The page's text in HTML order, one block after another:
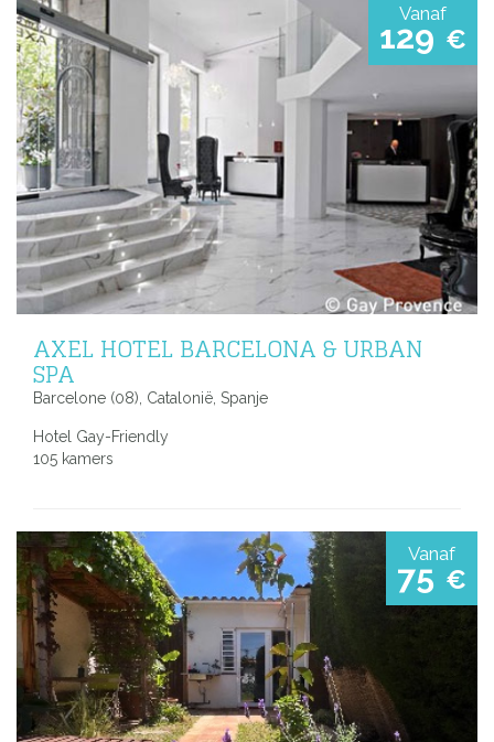
Vanaf
129 €
AXEL HOTEL BARCELONA & URBAN
SPA
Barcelone (08), Catalonië, Spanje
Hotel Gay-Friendly
105 kamers
Vanaf
75 €